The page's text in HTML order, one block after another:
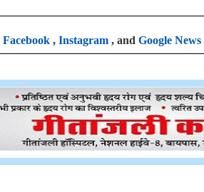
Facebook , Instagram , and Google News